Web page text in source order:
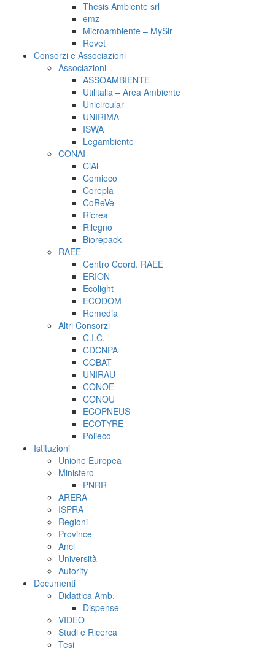
Thesis Ambiente srl
emz
Microambiente – MySir
Revet
Consorzi e Associazioni
Associazioni
ASSOAMBIENTE
Utilitalia – Area Ambiente
Unicircular
UNIRIMA
ISWA
Legambiente
CONAI
CiAl
Comieco
Corepla
CoReVe
Ricrea
Rilegno
Biorepack
RAEE
Centro Coord. RAEE
ERION
Ecolight
ECODOM
Remedia
Altri Consorzi
C.I.C.
CDCNPA
COBAT
UNIRAU
CONOE
CONOU
ECOPNEUS
ECOTYRE
Polieco
Istituzioni
Unione Europea
Ministero
PNRR
ARERA
ISPRA
Regioni
Province
Anci
Università
Autority
Documenti
Didattica Amb.
Dispense
VIDEO
Studi e Ricerca
Tesi